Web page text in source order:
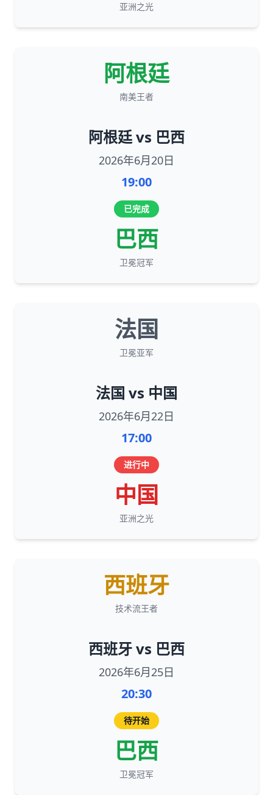
亚洲之光
阿根廷
南美王者
阿根廷 vs 巴西
2026年6月20日
19:00
已完成
巴西
卫冕冠军
法国
卫冕亚军
法国 vs 中国
2026年6月22日
17:00
进行中
中国
亚洲之光
西班牙
技术流王者
西班牙 vs 巴西
2026年6月25日
20:30
待开始
巴西
卫冕冠军